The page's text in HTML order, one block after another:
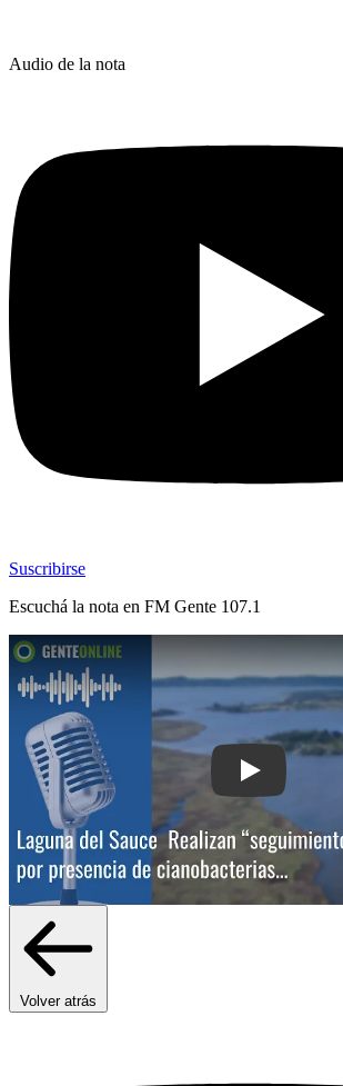
Audio de la nota
Suscribirse
Escuchá la nota en FM Gente 107.1
Volver atrás